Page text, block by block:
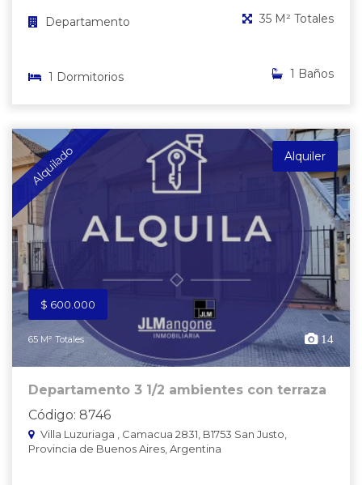
Departamento 35 M² Totales
1 Dormitorios 1 Baños
Alquilado Alquiler
$ 600.000
65 M² Totales 14
Departamento 3 1/2 ambientes con terraza
Código: 8746
Villa Luzuriaga , Camacua 2831, B1753 San Justo,
Provincia de Buenos Aires, Argentina